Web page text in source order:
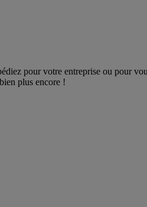
pour votre entreprise ou pour
plus encore !